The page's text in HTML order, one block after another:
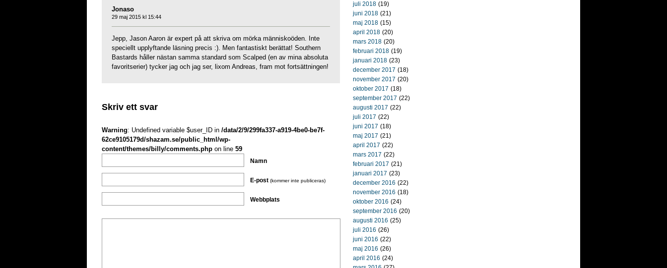
Jonaso
29 maj 2015 kl 15:44
Jepp, Jason Aaron är expert på att skriva om mörka människoöden. Inte
speciellt upplyftande läsning precis :). Men fantastiskt berättat! Southern
Bastards håller nästan samma standard som Scalped (en av mina absoluta
favoritserier) tycker jag och jag ser, lixom Andreas, fram mot fortsättningen!
Skriv ett svar
Warning: Undefined variable $user_ID in /data/2/9/299fa337-a919-4be0-be7f-
62ce9105179d/shazam.se/public_html/wp-
content/themes/billy/comments.php on line 59
Namn
E-post (kommer inte publiceras)
Webbplats
juli 2018 (19)
juni 2018 (21)
maj 2018 (15)
april 2018 (20)
mars 2018 (20)
februari 2018 (19)
januari 2018 (23)
december 2017 (18)
november 2017 (20)
oktober 2017 (18)
september 2017 (22)
augusti 2017 (22)
juli 2017 (22)
juni 2017 (18)
maj 2017 (21)
april 2017 (22)
mars 2017 (22)
februari 2017 (21)
januari 2017 (23)
december 2016 (22)
november 2016 (18)
oktober 2016 (24)
september 2016 (20)
augusti 2016 (25)
juli 2016 (26)
juni 2016 (22)
maj 2016 (26)
april 2016 (24)